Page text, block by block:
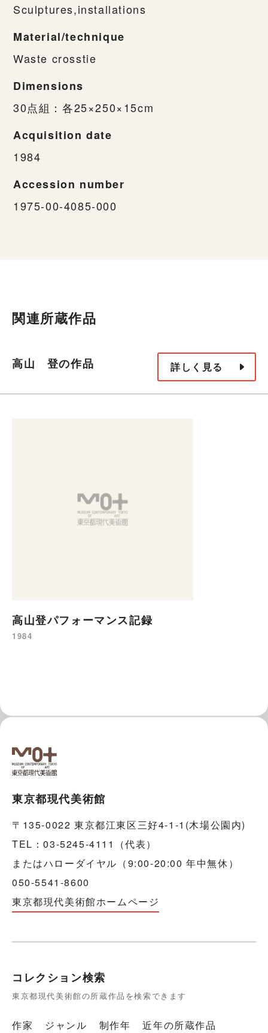
Sculptures,installations
Material/technique
Waste crosstie
Dimensions
30点組：各25×250×15cm
Acquisition date
1984
Accession number
1975-00-4085-000
関連所蔵作品
高山 登の作品 詳しく見る
高山登パフォーマンス記録
1984
東京都現代美術館
〒135-0022 東京都江東区三好4-1-1(木場公園内)
TEL：03-5245-4111（代表）
またはハローダイヤル（9:00-20:00 年中無休）
050-5541-8600
東京都現代美術館ホームページ
コレクション検索
東京都現代美術館の所蔵作品を検索できます
作家 ジャンル 制作年 近年の所蔵作品